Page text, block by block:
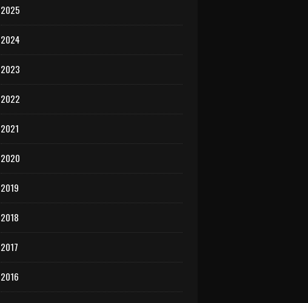
2025
2024
2023
2022
2021
2020
2019
2018
2017
2016